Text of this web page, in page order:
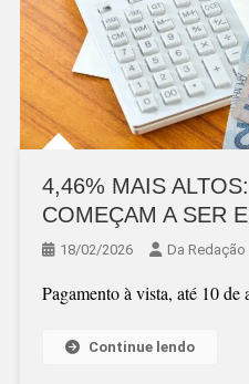
4,46% MAIS
COMEÇAM A SER
18/02/2026 Da Redação
Pagamento à vista, até 10 de
Continue lendo